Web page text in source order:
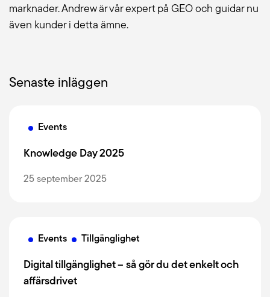
marknader. Andrew är vår expert på GEO och guidar nu
även kunder i detta ämne.
Senaste inläggen
Events
Knowledge Day 2025
25 september 2025
Events Tillgänglighet
Digital tillgänglighet – så gör du det enkelt och
affärsdrivet